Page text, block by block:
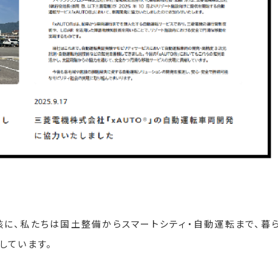
、私たちは国土整備からスマートシティ・自動運転まで、暮
います。